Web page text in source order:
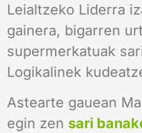
Leialtzeko Liderra
gainera, bigarren
supermerkatuak
Logikalinek
Astearte gauean
egin zen sari